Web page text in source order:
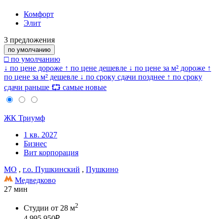
Комфорт
Элит
3 предложения
по умолчанию
□ по умолчанию
↓ по цене дороже ↑ по цене дешевле ↓ по цене за м² дороже ↑
по цене за м² дешевле ↓ по сроку сдачи позднее ↑ по сроку
сдачи раньше ⮔ самые новые
ЖК Триумф
1 кв. 2027
Бизнес
Вит корпорация
МО , г.о. Пушкинский , Пушкино
Медведково
27 мин
Студии от 28 м2